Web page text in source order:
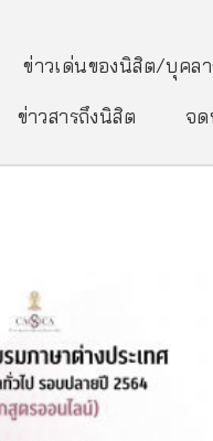
ข่าวเด่นของนิสิต/บุคล
ข่าวสารถึงนิสิต จด